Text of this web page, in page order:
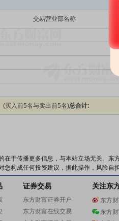
交易营业部名称
(买入前5名与卖出前5名)总合计:
在于传播更多信息，与本站立场无关。
构成任何投资建议，据此操作，风险自担